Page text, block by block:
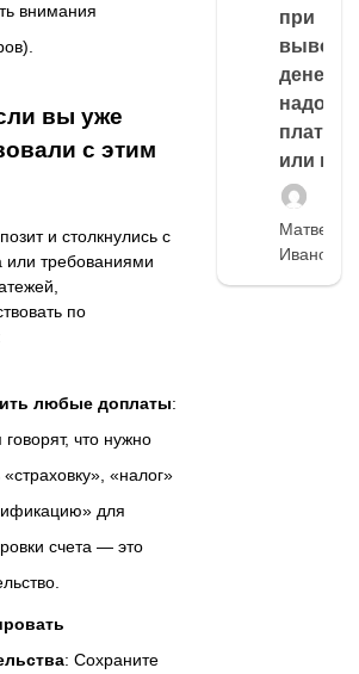
внимания
вы уже
с этим
и столкнулись с
или требованиями
по
любые доплаты:
что нужно
«страховку», «налог»
для
счета — это
: Сохраните
при
выводе
денег,
надо
платить
или
Матвей
Иванов